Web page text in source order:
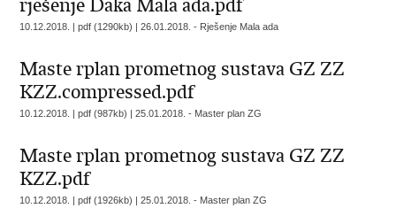
rješenje Daka Mala ada.pdf
10.12.2018. | pdf (1290kb) |26.01.2018. - Rješenje Mala ada
Maste rplan prometnog sustava GZ ZZ
KZZ.compressed.pdf
10.12.2018. | pdf (987kb) |25.01.2018. - Master plan ZG
Maste rplan prometnog sustava GZ ZZ
KZZ.pdf
10.12.2018. | pdf (1926kb) |25.01.2018. - Master plan ZG